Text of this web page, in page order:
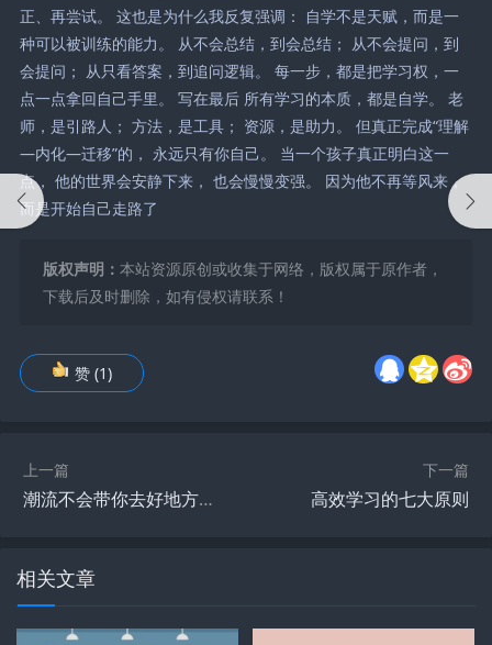
正、再尝试。 这也是为什么我反复强调： 自学不是天赋，而是一
种可以被训练的能力。 从不会总结，到会总结； 从不会提问，到
会提问； 从只看答案，到追问逻辑。 每一步，都是把学习权，一
点一点拿回自己手里。 写在最后 所有学习的本质，都是自学。 老
师，是引路人； 方法，是工具； 资源，是助力。 但真正完成“理解
—内化—迁移”的， 永远只有你自己。 当一个孩子真正明白这一
点， 他的世界会安静下来， 也会慢慢变强。 因为他不再等风来，
而是开始自己走路了
版权声明： 本站资源原创或收集于网络，版权属于原作者，
下载后及时删除，如有侵权请联系！
赞 (1)
上一篇
潮流不会带你去好地方，但清醒，会。
下一篇
高效学习的七大原则
相关文章